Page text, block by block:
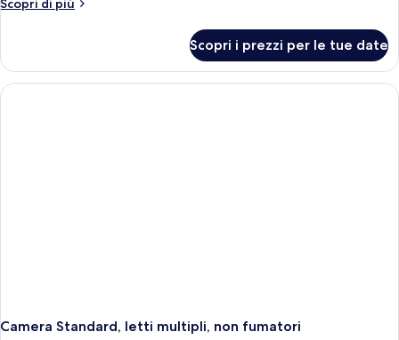
Scopri di più
Standard,
letto
Scopri i prezzi per le tue date
Camera Standard, letti multipli, non fumatori